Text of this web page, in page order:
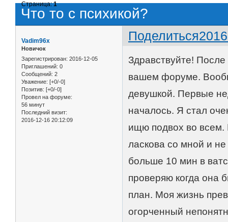
Что то с психикой?
Страница:1
Поделиться
Vadim96x
Новичок
Зарегистрирован: 2016-12-05
Приглашений: 0
Сообщений: 2
Уважение: [+0/-0]
Позитив: [+0/-0]
Провел на форуме:
56 минут
Последний визит:
2016-12-16 20:12:09
Здравствуйте!
вашем форуме.
девушкой. Первые
началось. Я стал
ищю подвох во всем.
ласкова со мной и
больше 10 мин в
проверяю когда она
план. Моя жизнь
огорченный